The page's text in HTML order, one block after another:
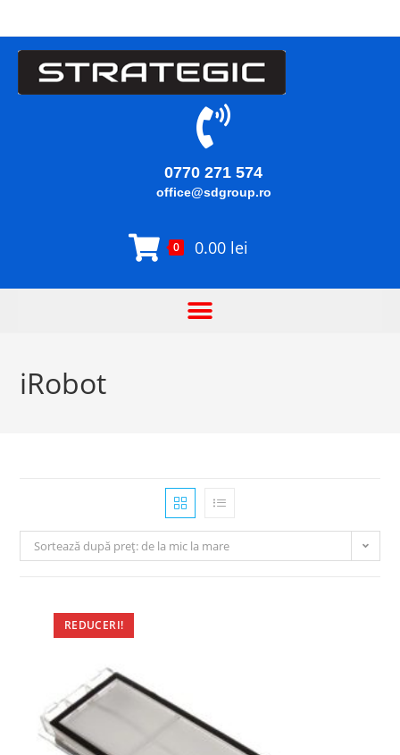
0770 271 574
office@sdgroup.ro
0 0.00 lei
iRobot
Sortează după preț: de la mic la mare
REDUCERI!